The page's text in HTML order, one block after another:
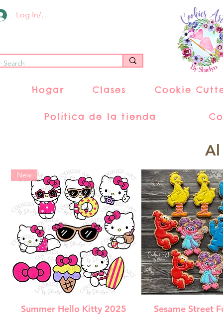
Log In/Register
Hogar Clases Cookie
Política de la tienda
Al
Vista rápida
New
Summer Hello Kitty 2025
Vista
Sesame Street